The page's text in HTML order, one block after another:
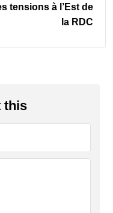
tensions à l’Est de
la RDC
this